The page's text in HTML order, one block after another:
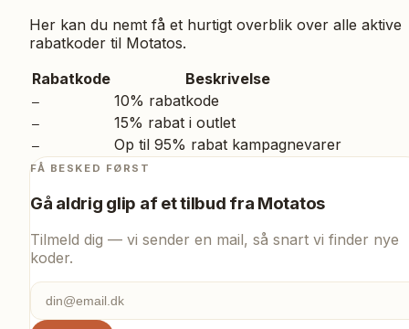
Her kan du nemt få et hurtigt overblik over alle aktive
rabatkoder til Motatos.
Rabatkode
Beskrivelse
– 10% rabatkode
– 15% rabat i outlet
– Op til 95% rabat kampagnevarer
FÅ BESKED FØRST
Gå aldrig glip af et tilbud fra Motatos
Tilmeld dig — vi sender en mail, så snart vi finder nye
koder.